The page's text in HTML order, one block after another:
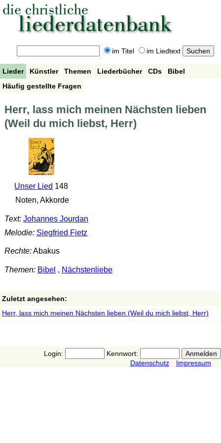
im Titel im Liedtext
Lieder Künstler Themen Liederbücher CDs
Bibel
Häufig gestellte Fragen
Herr, lass mich meinen Nächsten lieben
(Weil du mich liebst, Herr)
Unser Lied 148
Noten, Akkorde
Text: Johannes Jourdan
Melodie: Siegfried Fietz
Rechte:Abakus
Themen: Bibel , Nächstenliebe
Zuletzt angesehen:
Herr, lass mich meinen Nächsten lieben (Weil du mich liebst, Herr)
Login:
Kennwort:
Datenschutz
Impressum